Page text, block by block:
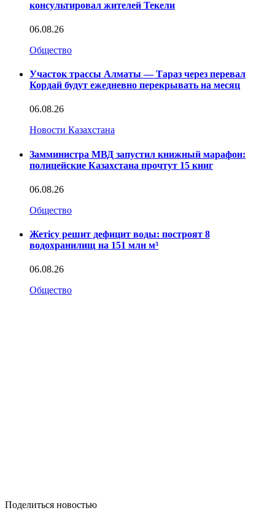
консультировал жителей Текели
06.08.26
Общество
Участок трассы Алматы — Тараз через перевал
Кордай будут ежедневно перекрывать на месяц
06.08.26
Новости Казахстана
Замминистра МВД запустил книжный марафон:
полицейские Казахстана прочтут 15 книг
06.08.26
Общество
Жетісу решит дефицит воды: построят 8
водохранилищ на 151 млн м³
06.08.26
Общество
Поделиться новостью